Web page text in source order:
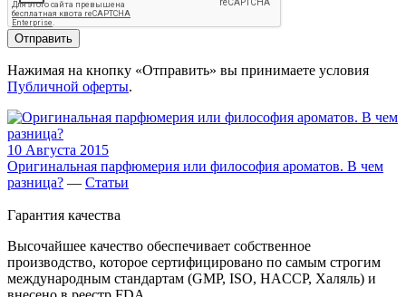
Отправить
Нажимая на кнопку «Отправить» вы принимаете условия
Публичной оферты.
10 Августа 2015
Оригинальная парфюмерия или философия ароматов. В чем
разница? — Статьи
Гарантия качества
Высочайшее качество обеспечивает собственное
производство, которое сертифицировано по самым строгим
международным стандартам (GMP, ISO, HACCP, Халяль) и